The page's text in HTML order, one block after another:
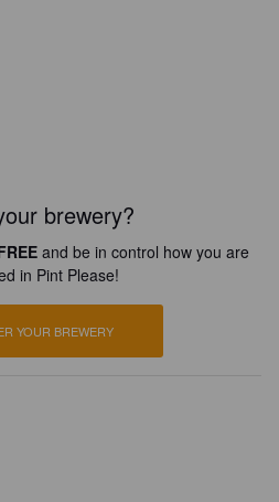
brewery?
and be in control how you are
in Pint Please!
YOUR BREWERY